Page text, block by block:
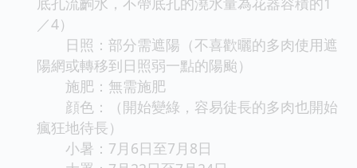
／4）
日照：部分需遮陽（不喜歡曬的多肉使用遮
陽網或轉移到日照弱一點的陽颱）
施肥：無需施肥
顔色：（開始變綠，容易徒長的多肉也開始
瘋狂地待長）
小暑：7月6日至7月8日